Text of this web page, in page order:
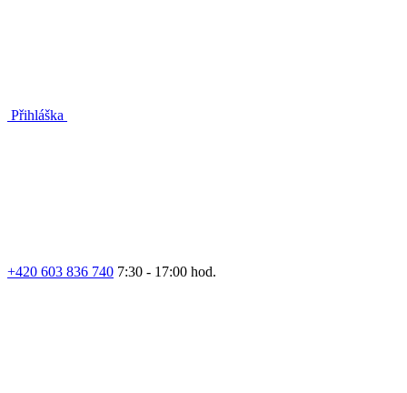
Přihláška
+420 603 836 740 7:30 - 17:00 hod.